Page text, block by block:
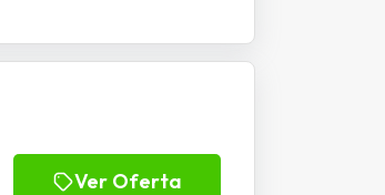
Ver Oferta